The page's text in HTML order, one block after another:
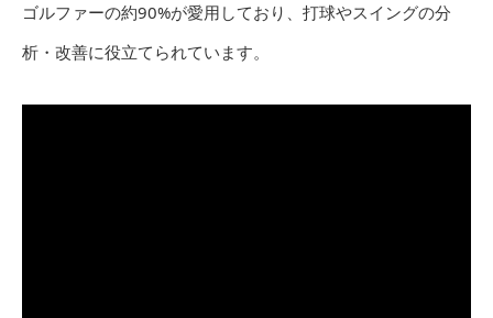
ゴルファーの約90%が愛用しており、打球やスイングの分
析・改善に役立てられています。